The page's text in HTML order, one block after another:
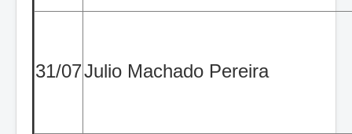
31/07Julio Machado Pereira